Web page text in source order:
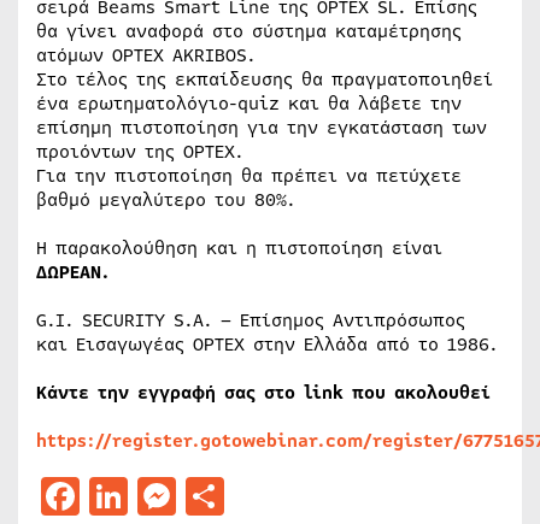
σειρά Beams Smart Line της OPTEX SL. Επίσης
θα γίνει αναφορά στο σύστημα καταμέτρησης
ατόμων OPTEX AKRIBOS.
Στο τέλος της εκπαίδευσης θα πραγματοποιηθεί
ένα ερωτηματολόγιο-quiz και θα λάβετε την
επίσημη πιστοποίηση για την εγκατάσταση των
προιόντων της OPTEX.
Για την πιστοποίηση θα πρέπει να πετύχετε
βαθμό μεγαλύτερο του 80%.
Η παρακολούθηση και η πιστοποίηση είναι
ΔΩΡΕΑΝ.
G.I. SECURITY S.A. – Επίσημος Αντιπρόσωπος
και Εισαγωγέας OPTEX στην Ελλάδα από το 1986.
Κάντε την εγγραφή σας στο link που ακολουθεί
https://register.gotowebinar.com/register/
Facebook
LinkedIn
Messenger